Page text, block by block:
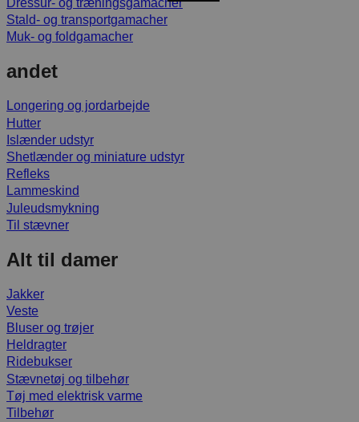
Dressur- og træningsgamacher
Stald- og transportgamacher
Muk- og foldgamacher
andet
Longering og jordarbejde
Hutter
Islænder udstyr
Shetlænder og miniature udstyr
Refleks
Lammeskind
Juleudsmykning
Til stævner
Alt til damer
Jakker
Veste
Bluser og trøjer
Heldragter
Ridebukser
Stævnetøj og tilbehør
Tøj med elektrisk varme
Tilbehør